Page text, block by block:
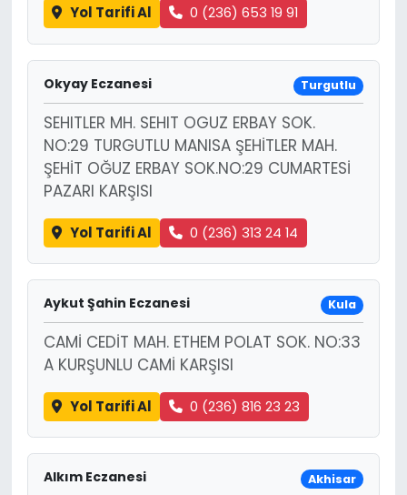
Yol Tarifi Al 0 (236) 653 19 91
Okyay Eczanesi Turgutlu
SEHITLER MH. SEHIT OGUZ ERBAY SOK.
NO:29 TURGUTLU MANISA ŞEHİTLER MAH.
ŞEHİT OĞUZ ERBAY SOK.NO:29 CUMARTESİ
PAZARI KARŞISI
Yol Tarifi Al 0 (236) 313 24 14
Aykut Şahin Eczanesi Kula
CAMİ CEDİT MAH. ETHEM POLAT SOK. NO:33
A KURŞUNLU CAMİ KARŞISI
Yol Tarifi Al 0 (236) 816 23 23
Alkım Eczanesi Akhisar